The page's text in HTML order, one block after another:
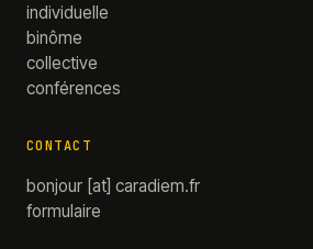
individuelle
binôme
collective
conférences
CONTACT
bonjour [at] caradiem.fr
formulaire